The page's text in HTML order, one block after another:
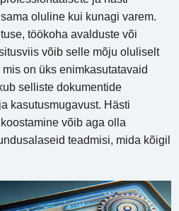
oluline kui kunagi varem.
töökoha avalduste või
võib selle mõju oluliselt
on üks enimkasutatavaid
selliste dokumentide
kasutusmugavust. Hästi
võib aga olla
teadmisi, mida kõigil